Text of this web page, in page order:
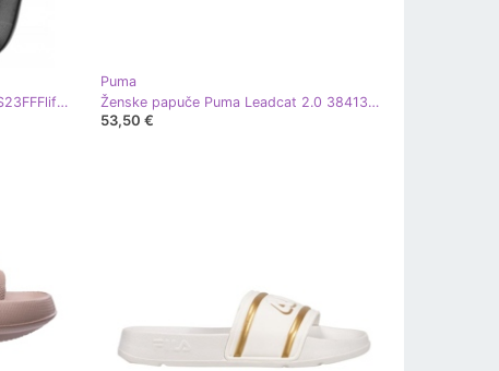
Ženski 4F sportski flip flip u 4FSS23FFFlif068 White bijela
Puma
Ženske papuče Puma Leadcat 2.0 384139 18 ružičasta
53,50 €